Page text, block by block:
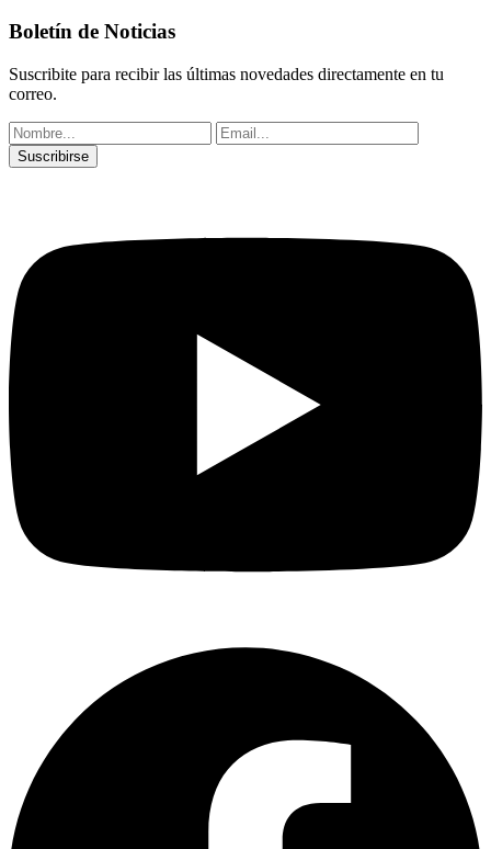
Boletín de Noticias
Suscribite para recibir las últimas novedades directamente en tu
correo.
Suscribirse